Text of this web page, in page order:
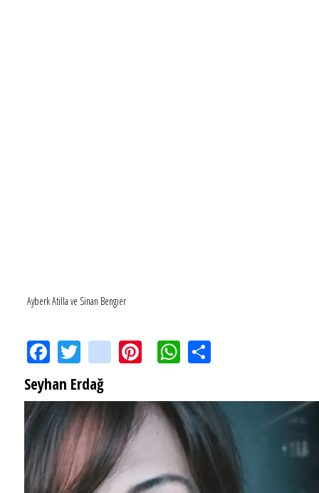
Ayberk Atilla ve Sinan Bengier
FacebookTwitterinstagramPinterestWhatsApp
Seyhan Erdağ
SEYHAN ERDAĞ YAZDI: Peki Mehmet Ali Erbil bu evliliği neden yaptı?